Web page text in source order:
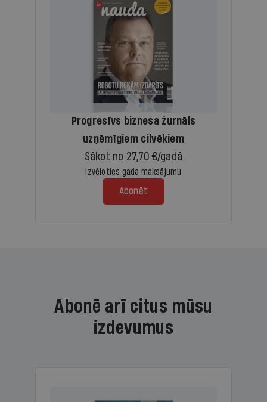
Progresīvs biznesa žurnāls
uzņēmīgiem cilvēkiem
Sākot no 27,70 €/gadā
Izvēloties gada maksājumu
Abonēt
Abonē arī citus mūsu
izdevumus